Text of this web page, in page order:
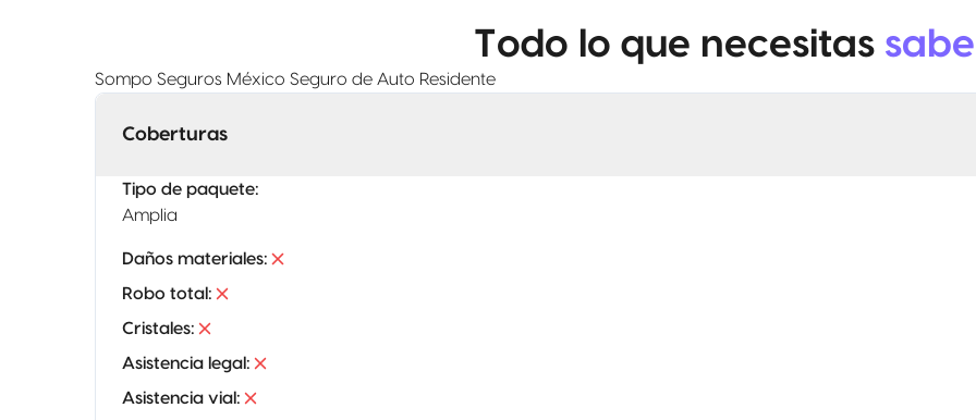
Todo lo que necesitas
Sompo Seguros México Seguro de Auto Residente
Coberturas
Tipo de paquete:
Amplia
Daños materiales:
Robo total :
Cristales:
Asistencia legal :
Asistencia vial :